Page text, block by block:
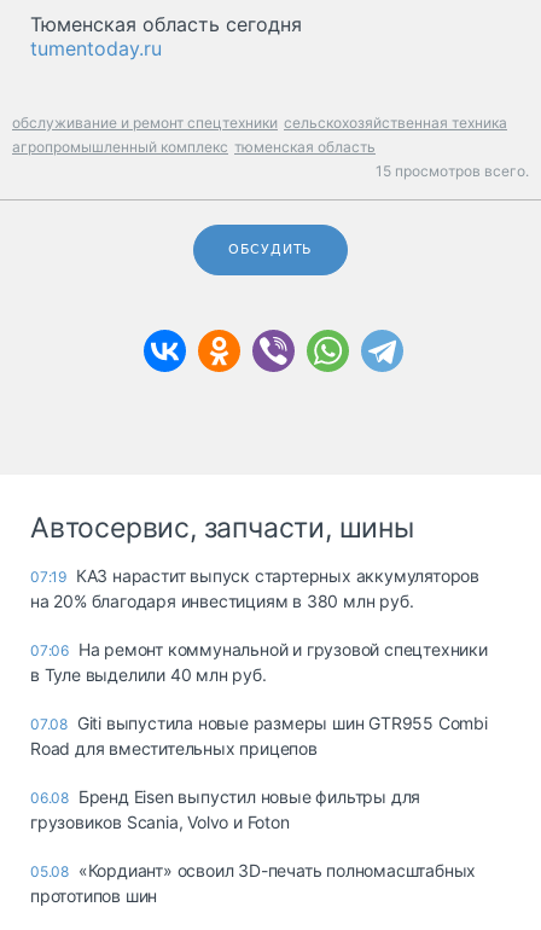
Тюменская область сегодня
tumentoday.ru
обслуживание и ремонт спецтехники сельскохозяйственная техника
агропромышленный комплекс тюменская область
15 просмотров всего.
ОБСУДИТЬ
Автосервис, запчасти, шины
07:19 КАЗ нарастит выпуск стартерных аккумуляторов
на 20% благодаря инвестициям в 380 млн руб.
07:06 На ремонт коммунальной и грузовой спецтехники
в Туле выделили 40 млн руб.
07.08 Giti выпустила новые размеры шин GTR955 Combi
Road для вместительных прицепов
06.08 Бренд Eisen выпустил новые фильтры для
грузовиков Scania, Volvo и Foton
05.08 «Кордиант» освоил 3D-печать полномасштабных
прототипов шин